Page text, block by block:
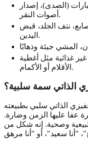
(الصدى)، إصدار
أصوات النقر.
نتف الجلد، قبض
اليدين.
غذائية مثل أغطية
الأقلام أو الأكمام.
الذاتي سمة سلبية؟
الذاتي سلبي بطبيعته
عفا عليها الزمن وضارة.
وصحية. إنه شكل من